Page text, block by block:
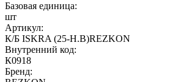
Базовая единица:
шт
Артикул:
К/Б ISKRA (25-Н.В)REZKON
Внутренний код:
К0918
Бренд: